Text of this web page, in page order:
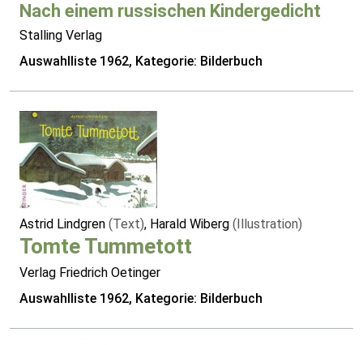
Nach einem russischen Kindergedicht
Stalling Verlag
Auswahlliste 1962, Kategorie: Bilderbuch
Astrid Lindgren (Text), Harald Wiberg (Illustration)
Tomte Tummetott
Verlag Friedrich Oetinger
Auswahlliste 1962, Kategorie: Bilderbuch